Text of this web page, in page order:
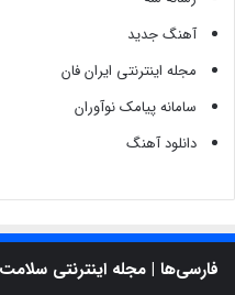
آهنگ جدید
مجله اینترنتی ایران فان
سامانه پیامک نوآوران
دانلود آهنگ
فارسی‌ها | مجله اینترنتی